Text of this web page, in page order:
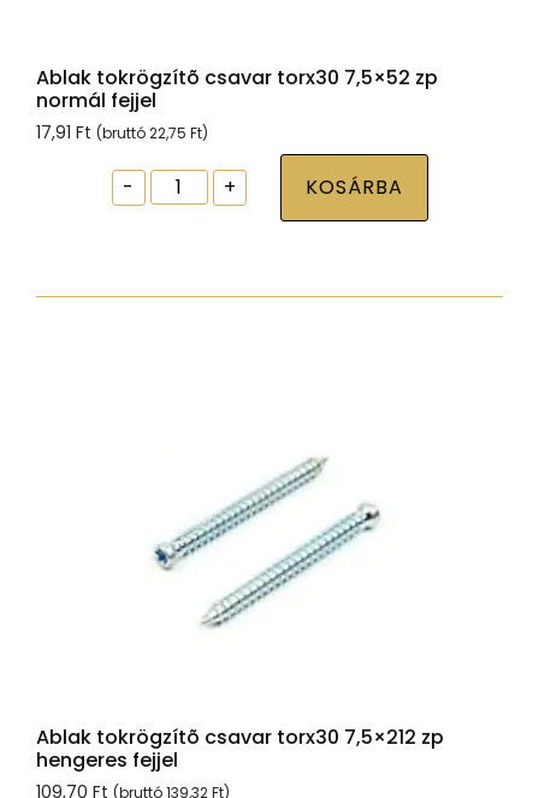
Ablak tokrögzítõ csavar torx30 7,5×52 zp
normál fejjel
17,91 Ft (bruttó22,75 Ft)
-
Ablak
tokrögzítõ
7,5x52
+ KOSÁRBA
Ablak tokrögzítõ csavar torx30 7,5×212 zp
hengeres fejjel
109,70 Ft (bruttó139,32Ft)